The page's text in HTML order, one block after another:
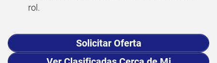
rol.
Solicitar Oferta